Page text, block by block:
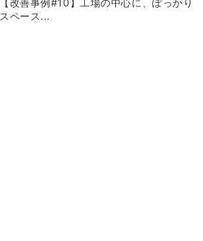
【改善事例#10】工場の中心に、ぽっかり
スペース...